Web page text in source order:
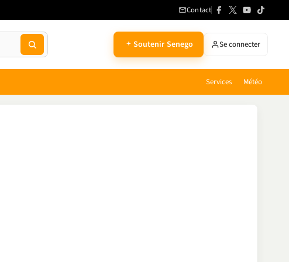
Contact
Soutenir Senego Se connecter
Services Météo